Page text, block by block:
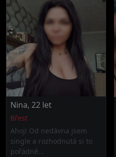
Nina, 22 let
Břest
Ahoj! Od nedávna jsem
single a rozhodnutá si to
pořádně...